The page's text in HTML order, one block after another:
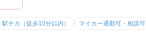
駅チカ（徒歩10分以内）
マイカー通勤可・相談可